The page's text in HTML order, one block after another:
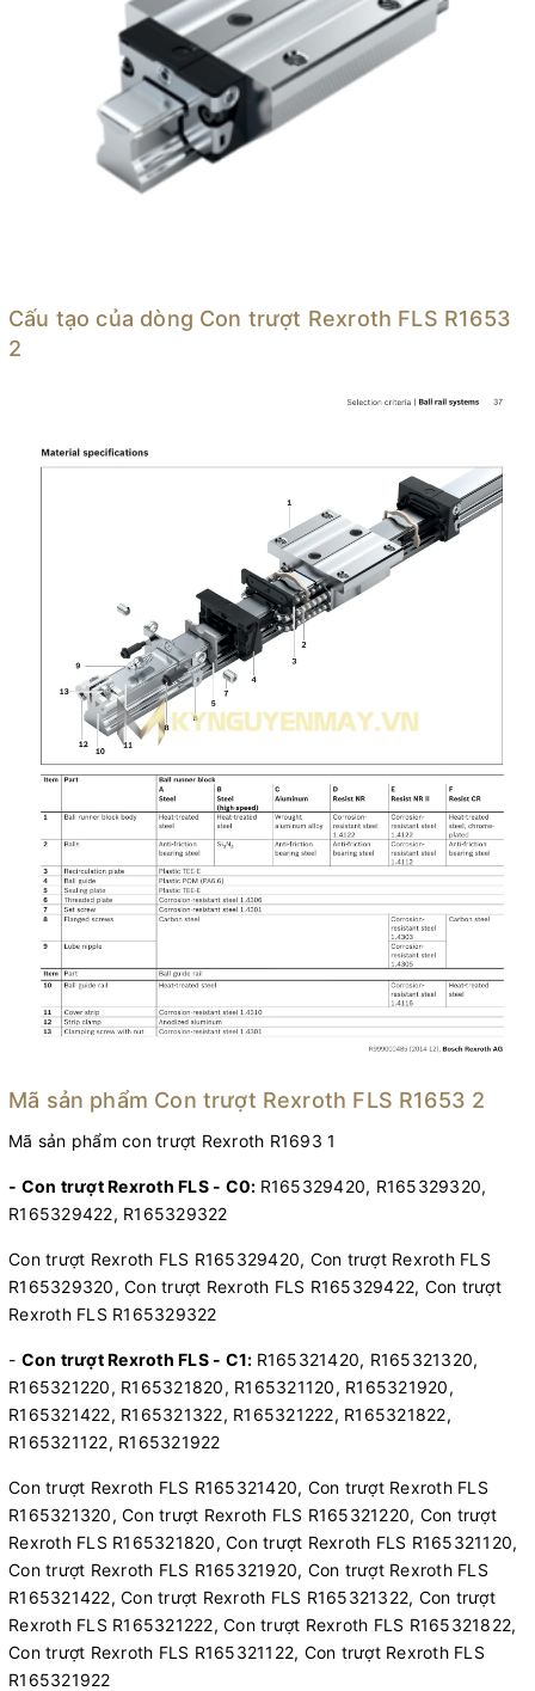
Cấu tạo của dòng Con trượt Rexroth FLS R1653
2
Mã sản phẩm Con trượt Rexroth FLS R1653 2
Mã sản phẩm con trượt Rexroth R1693 1
- Con trượt Rexroth FLS - C0: R165329420, R165329320,
R165329422, R165329322
Con trượt Rexroth FLS R165329420, Con trượt Rexroth FLS
R165329320, Con trượt Rexroth FLS R165329422, Con trượt
Rexroth FLS R165329322
- Con trượt Rexroth FLS - C1: R165321420, R165321320,
R165321220, R165321820, R165321120, R165321920,
R165321422, R165321322, R165321222, R165321822,
R165321122, R165321922
Con trượt Rexroth FLS R165321420, Con trượt Rexroth FLS
R165321320, Con trượt Rexroth FLS R165321220, Con trượt
Rexroth FLS R165321820, Con trượt Rexroth FLS R165321120,
Con trượt Rexroth FLS R165321920, Con trượt Rexroth FLS
R165321422, Con trượt Rexroth FLS R165321322, Con trượt
Rexroth FLS R165321222, Con trượt Rexroth FLS R165321822,
Con trượt Rexroth FLS R165321122, Con trượt Rexroth FLS
R165321922